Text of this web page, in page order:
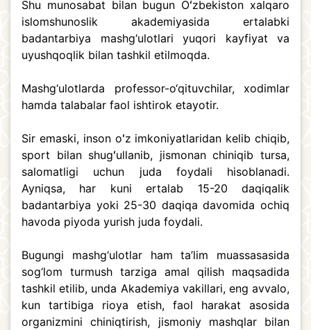
Shu munosabat bilan bugun Oʻzbekiston xalqaro
islomshunoslik akademiyasida ertalabki
badantarbiya mashg‘ulotlari yuqori kayfiyat va
uyushqoqlik bilan tashkil etilmoqda.
Mashg‘ulotlarda professor-o‘qituvchilar, xodimlar
hamda talabalar faol ishtirok etayotir.
Sir emaski, inson oʻz imkoniyatlaridan kelib chiqib,
sport bilan shugʻullanib, jismonan chiniqib tursa,
salomatligi uchun juda foydali hisoblanadi.
Ayniqsa, har kuni ertalab 15-20 daqiqalik
badantarbiya yoki 25-30 daqiqa davomida ochiq
havoda piyoda yurish juda foydali.
Bugungi mashg‘ulotlar ham ta’lim muassasasida
sog‘lom turmush tarziga amal qilish maqsadida
tashkil etilib, unda Akademiya vakillari, eng avvalo,
kun tartibiga rioya etish, faol harakat asosida
organizmini chiniqtirish, jismoniy mashqlar bilan